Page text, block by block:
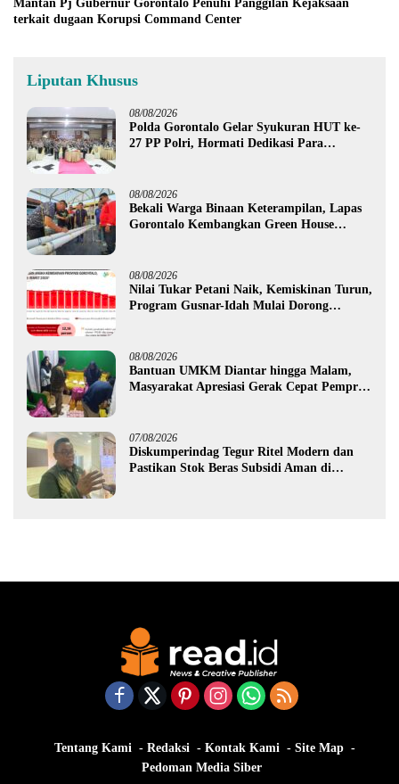
Mantan Pj Gubernur Gorontalo Penuhi Panggilan Kejaksaan
terkait dugaan Korupsi Command Center
Liputan Khusus
08/08/2026
Polda Gorontalo Gelar Syukuran HUT ke-
27 PP Polri, Hormati Dedikasi Para
08/08/2026
Bekali Warga Binaan Keterampilan, Lapas
Gorontalo Kembangkan Green House
08/08/2026
Nilai Tukar Petani Naik, Kemiskinan Turun,
Program Gusnar-Idah Mulai Dorong
08/08/2026
Bantuan UMKM Diantar hingga Malam,
Masyarakat Apresiasi Gerak Cepat Pemprov
07/08/2026
Diskumperindag Tegur Ritel Modern dan
Pastikan Stok Beras Subsidi Aman di
Tentang Kami Redaksi Kontak Kami
Site Map
Pedoman Media Siber